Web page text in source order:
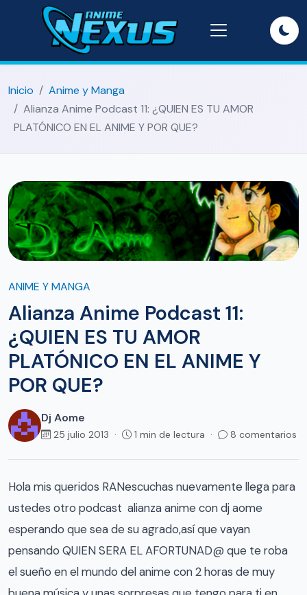
Inicio
Anime y Manga
Alianza Anime Podcast 11: ¿QUIEN ES TU AMOR
PLATÓNICO EN EL ANIME Y POR QUE?
ANIME Y MANGA
Alianza Anime Podcast 11:
¿QUIEN ES TU AMOR
PLATÓNICO EN EL ANIME Y
POR QUE?
Dj Aome
25 julio 2013 · 1 min de lectura · 8 comentarios
Hola mis queridos RANescuchas nuevamente llega para
ustedes otro podcast alianza anime con dj aome
esperando que sea de su agrado,así que vayan
pensando QUIEN SERA EL AFORTUNAD@ que te roba
el sueño en el mundo del anime con 2 horas de muy